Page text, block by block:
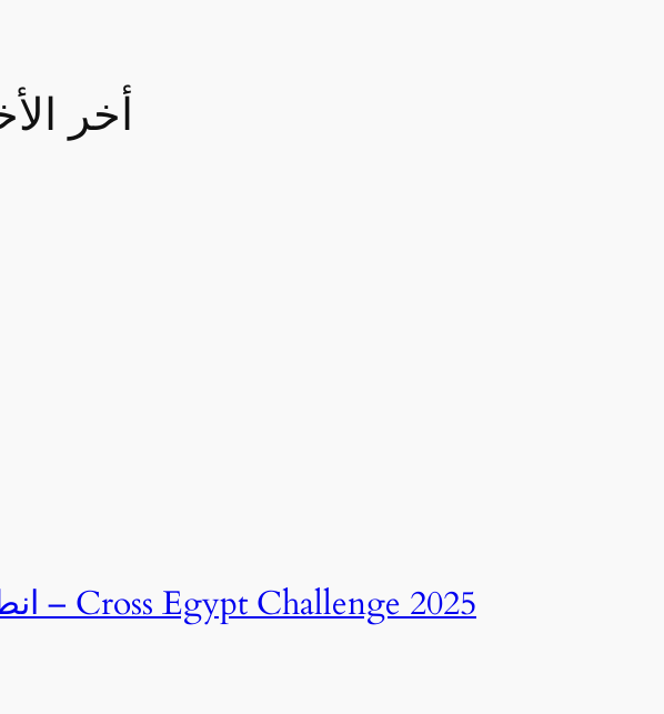
أخر
انطلاق النسخة الرابعة عشرة من رالي تحدي عبور مصر – Cross Egypt Challenge 2025